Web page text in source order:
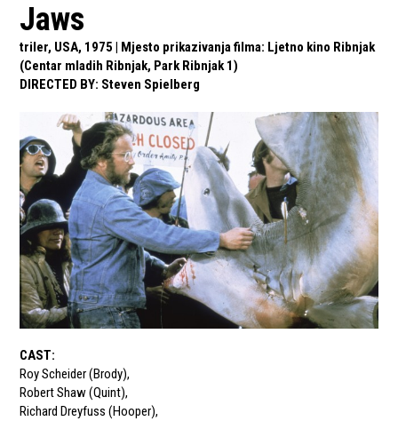
Jaws
triler, USA, 1975 | Mjesto prikazivanja filma: Ljetno kino Ribnjak
(Centar mladih Ribnjak, Park Ribnjak 1)
DIRECTED BY: Steven Spielberg
CAST:
Roy Scheider (Brody),
Robert Shaw (Quint),
Richard Dreyfuss (Hooper),